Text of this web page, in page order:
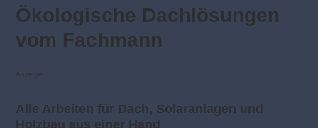
Ökologische Dachlösungen
vom Fachmann
Anzeige
Alle Arbeiten für Dach, Solaranlagen und
Holzbau aus einer Hand